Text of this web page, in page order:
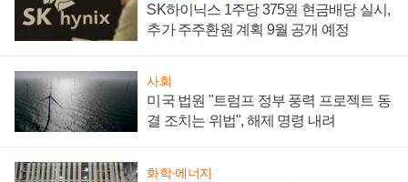
SK하이닉스 1주당 375원 현금배당 실시,
추가 주주환원 계획 9월 공개 예정
사회
미국 법원 "트럼프 정부 풍력 프로젝트 동
결 조치는 위법", 해제 명령 내려
화학·에너지